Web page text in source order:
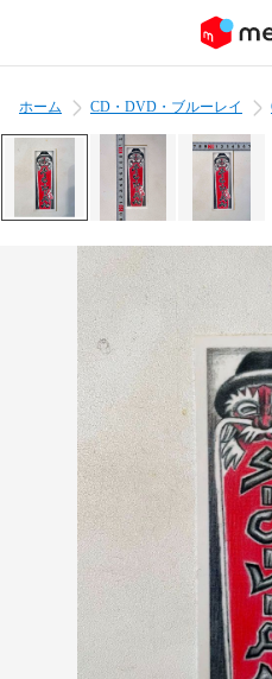
ホーム CD・DVD・ブルーレイ